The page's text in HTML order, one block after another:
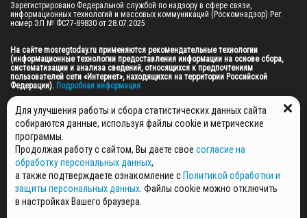
Зарегистрировано Федеральной службой по надзору в сфере связи,
информационных технологий и массовых коммуникаций (Роскомнадзор) Рег.
номер ЭЛ № ФС77-89830 от 28.07.2025
На сайте mosregtoday.ru применяются рекомендательные технологии
(информационные технологии предоставления информации на основе сбора,
систематизации и анализа сведений, относящихся к предпочтениям
пользователей сети «Интернет», находящихся на территории Российской
Федерации). Подробная информация
© 2026 ПРАВА НА ВСЕ МАТЕРИАЛЫ САЙТА ПРИНАДЛЕЖАТ ГАУ МО "ЦИФРОВЫЕ
МЕДИА" (ОГРН: 1255000059467).
ПОЛИТИКА ОБРАБОТКИ И ЗАЩИТЫ ПЕРСОНАЛЬНЫХ ДАННЫХ
НОВОСТИ
ГАЗЕТЫ
РЕКЛАМОДАТЕЛЯМ
Для улучшения работы и сбора статистических данных сайта
собираются данные, используя файлы cookie и метрические
программы.
Продолжая работу с сайтом, Вы даете свое согласие на
обработку персональных данных,
а также подтверждаете ознакомление с Политикой обработки и
защиты персональных данных . Файлы cookie можно отключить
в настройках Вашего браузера.